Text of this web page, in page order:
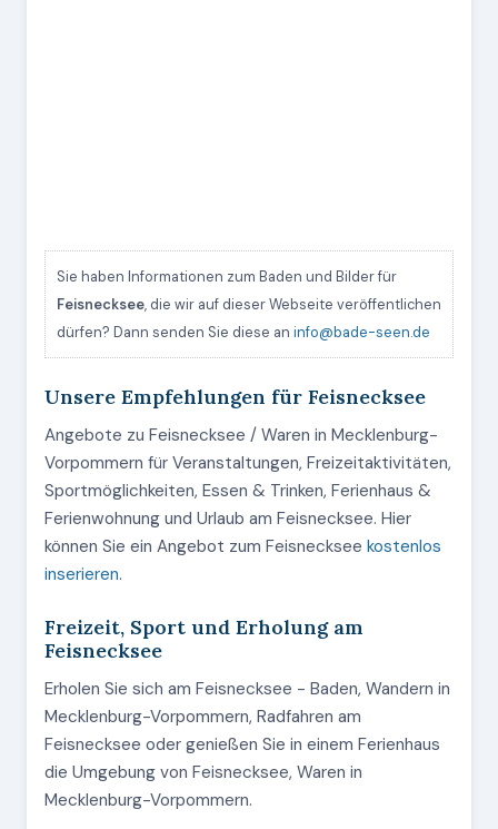
Sie haben Informationen zum Baden und Bilder für
Feisnecksee, die wir auf dieser Webseite veröffentlichen
dürfen? Dann senden Sie diese an info@bade-seen.de
Unsere Empfehlungen für Feisnecksee
Angebote zu Feisnecksee / Waren in Mecklenburg-
Vorpommern für Veranstaltungen, Freizeitaktivitäten,
Sportmöglichkeiten, Essen & Trinken, Ferienhaus &
Ferienwohnung und Urlaub am Feisnecksee. Hier
können Sie ein Angebot zum Feisnecksee kostenlos
inserieren.
Freizeit, Sport und Erholung am
Feisnecksee
Erholen Sie sich am Feisnecksee - Baden, Wandern in
Mecklenburg-Vorpommern, Radfahren am
Feisnecksee oder genießen Sie in einem Ferienhaus
die Umgebung von Feisnecksee, Waren in
Mecklenburg-Vorpommern.